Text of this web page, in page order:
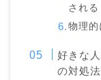
される
物理的
好きな
の対処法